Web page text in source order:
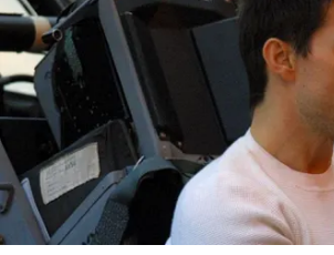
CONCORSI
EVENTI
VIDEO
TV